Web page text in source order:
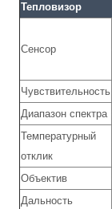
Тепловизор
Сенсор
Чувствительность
Диапазон спектра
Температурный
отклик
Объектив
Дальность